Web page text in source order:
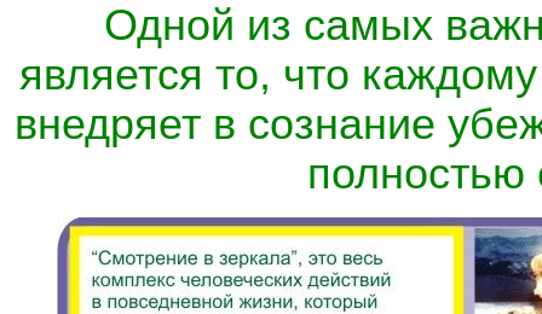
Одной из самых
является то, что
внедряет в сознание
полностью